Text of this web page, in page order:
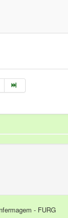
- FURG